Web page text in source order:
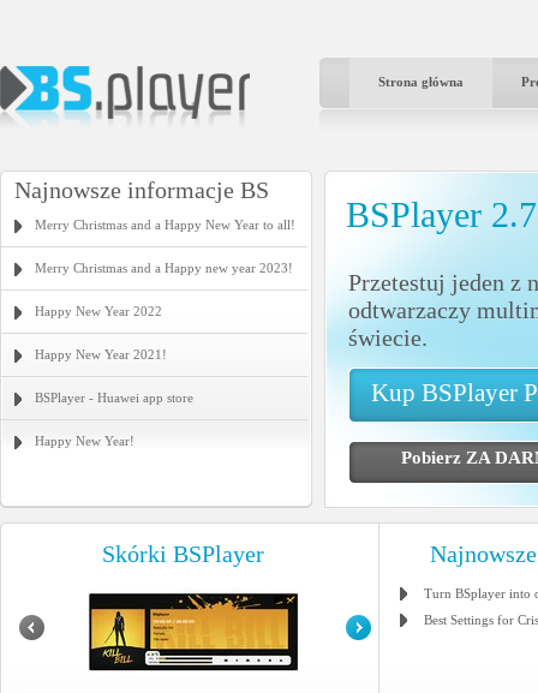
Strona główna
Najnowsze informacje BS
Merry Christmas and a Happy New Year to all!
Merry Christmas and a Happy new year 2023!
Happy New Year 2022
Happy New Year 2021!
BSPlayer - Huawei app store
Happy New Year!
BSPlayer
Przetestuj jeden z
odtwarzaczy
świecie.
Kup BSPlayer
Pobierz ZA
Skórki BSPlayer
Turn BSplayer into
Best Settings for